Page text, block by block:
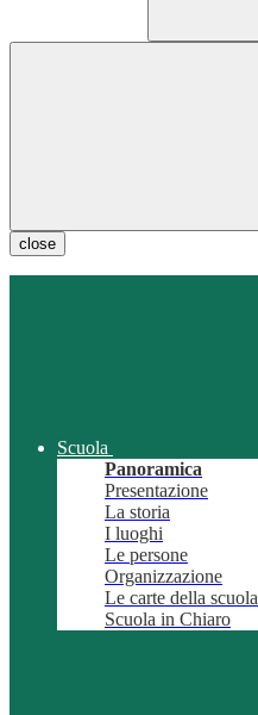
close
Scuola
Panoramica
Presentazione
La storia
I luoghi
Le persone
Organizzazione
Le carte della scuola
Scuola in Chiaro